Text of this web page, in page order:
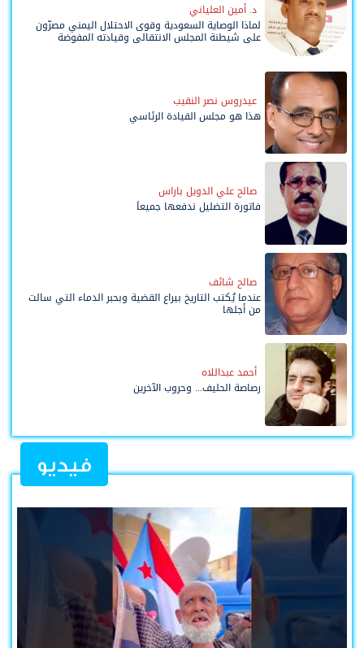
د. أمين العلياني
لماذا الوصاية السعودية وقوى الاحتلال اليمني مصرّون
على شيطنة المجلس الانتقالي وقيادته المفوضة
عيدروس نصر النقيب
هذا هو مجلس القيادة الرئاسي
صالح علي الدويل باراس
فاتورة التضليل ندفعها جميعاً
صالح شائف
عندما يُكتب التاريخ بيراع القضية وبحبر الدماء التي سالت
من أجلها
أحمد عبداللاه
رصاصة الحليف... وحروب الآخرين
فيديو